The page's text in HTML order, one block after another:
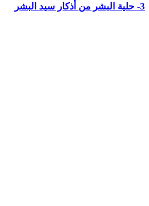
3- حلية البشر من أذكار سيد البشر